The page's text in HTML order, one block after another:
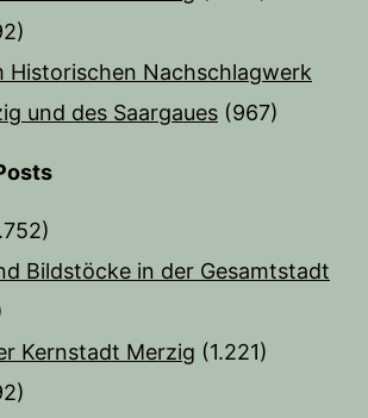
Historischen Nachschlagwerk
und des Saargaues (967)
Bildstöcke in der Gesamtstadt
Kernstadt Merzig (1.221)